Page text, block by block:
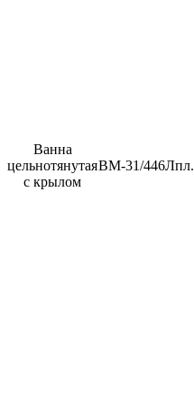
Ванна
цельнотянутая
с крылом
ВМ-31/446Лпл.